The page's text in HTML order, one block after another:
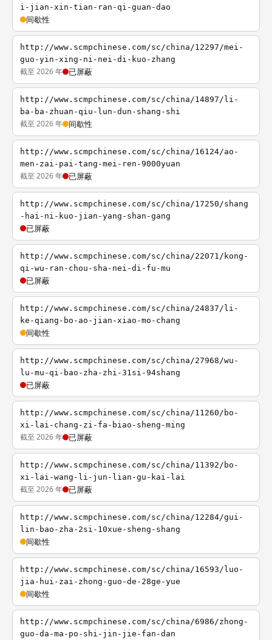
i-jian-xin-tian-ran-qi-guan-dao
间歇性
http://www.scmpchinese.com/sc/china/12297/mei-
guo-yin-xing-ni-nei-di-kuo-zhang
截至 2026 年 已屏蔽
http://www.scmpchinese.com/sc/china/14897/li-
ba-ba-zhuan-qiu-lun-dun-shang-shi
截至 2026 年 间歇性
http://www.scmpchinese.com/sc/china/16124/ao-
men-zai-pai-tang-mei-ren-9000yuan
截至 2026 年 已屏蔽
http://www.scmpchinese.com/sc/china/17250/shang
-hai-ni-kuo-jian-yang-shan-gang
已屏蔽
http://www.scmpchinese.com/sc/china/22071/kong-
qi-wu-ran-chou-sha-nei-di-fu-mu
已屏蔽
http://www.scmpchinese.com/sc/china/24837/li-
ke-qiang-bo-ao-jian-xiao-mo-chang
间歇性
http://www.scmpchinese.com/sc/china/27968/wu-
lu-mu-qi-bao-zha-zhi-31si-94shang
已屏蔽
http://www.scmpchinese.com/sc/china/11260/bo-
xi-lai-chang-zi-fa-biao-sheng-ming
截至 2026 年 已屏蔽
http://www.scmpchinese.com/sc/china/11392/bo-
xi-lai-wang-li-jun-lian-gu-kai-lai
截至 2026 年 已屏蔽
http://www.scmpchinese.com/sc/china/12284/gui-
lin-bao-zha-2si-10xue-sheng-shang
间歇性
http://www.scmpchinese.com/sc/china/16593/luo-
jia-hui-zai-zhong-guo-de-28ge-yue
间歇性
http://www.scmpchinese.com/sc/china/6986/zhong-
guo-da-ma-po-shi-jin-jie-fan-dan